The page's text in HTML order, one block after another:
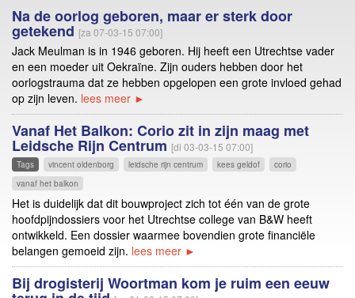
Na de oorlog geboren, maar er sterk door
getekend [za 07-03-15 07:00]
Jack Meulman is in 1946 geboren. Hij heeft een Utrechtse vader
en een moeder uit Oekraïne. Zijn ouders hebben door het
oorlogstrauma dat ze hebben opgelopen een grote invloed gehad
op zijn leven. lees meer ►
Vanaf Het Balkon: Corio zit in zijn maag met
Leidsche Rijn Centrum [di 03-03-15 07:00]
Tags vincent oldenborg leidsche rijn centrum kees geldof
corio
vanaf het balkon
Het is duidelijk dat dit bouwproject zich tot één van de grote
hoofdpijndossiers voor het Utrechtse college van B&W heeft
ontwikkeld. Een dossier waarmee bovendien grote financiële
belangen gemoeid zijn. lees meer ►
Bij drogisterij Woortman kom je ruim een eeuw